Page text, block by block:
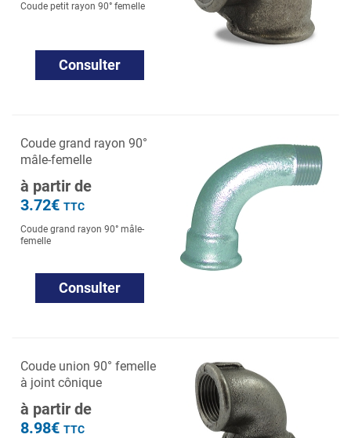
Coude petit rayon 90° femelle
Consulter
Coude grand rayon 90°
mâle-femelle
à partir de
3.72€ TTC
Coude grand rayon 90° mâle-
femelle
Consulter
Coude union 90° femelle
à joint cônique
à partir de
8.98€ TTC